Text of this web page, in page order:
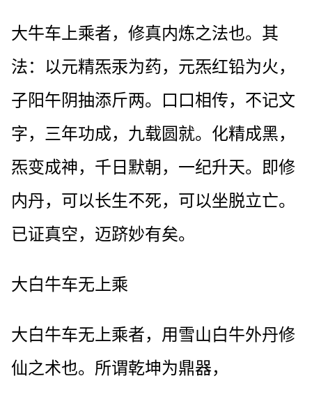
大牛车上乘者，修真内炼之法也。其
法：以元精炁汞为药，元炁红铅为火，
子阳午阴抽添斤两。口口相传，不记文
字，三年功成，九载圆就。化精成黑，
炁变成神，千日默朝，一纪升天。即修
内丹，可以长生不死，可以坐脱立亡。
已证真空，迈跻妙有矣。
大白牛车无上乘
大白牛车无上乘者，用雪山白牛外丹修
仙之术也。所谓乾坤为鼎器，